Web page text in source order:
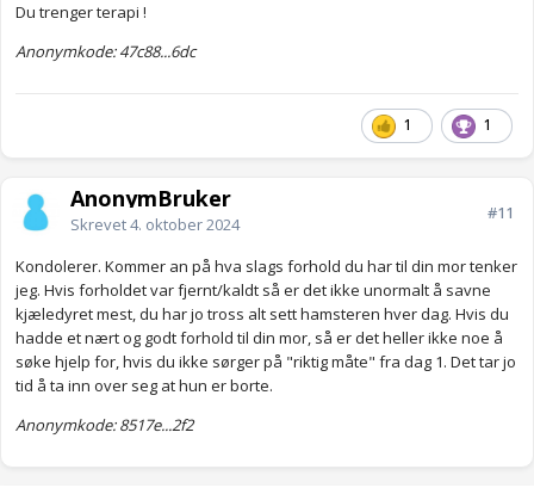
Du trenger terapi !
Anonymkode: 47c88...6dc
1 1
AnonymBruker
Skrevet4. oktober 2024
#11
Kondolerer. Kommer an på hva slags forhold du har til din mor tenker
jeg. Hvis forholdet var fjernt/kaldt så er det ikke unormalt å savne
kjæledyret mest, du har jo tross alt sett hamsteren hver dag. Hvis du
hadde et nært og godt forhold til din mor, så er det heller ikke noe å
søke hjelp for, hvis du ikke sørger på "riktig måte" fra dag 1. Det tar jo
tid å ta inn over seg at hun er borte.
Anonymkode: 8517e...2f2